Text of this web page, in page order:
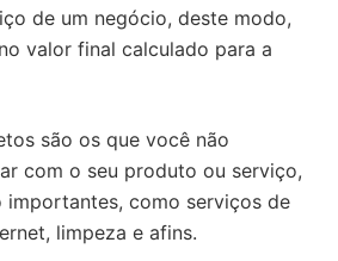
de um negócio, deste modo,
valor final calculado para a
são os que você não
com o seu produto ou serviço,
importantes, como serviços de
limpeza e afins.